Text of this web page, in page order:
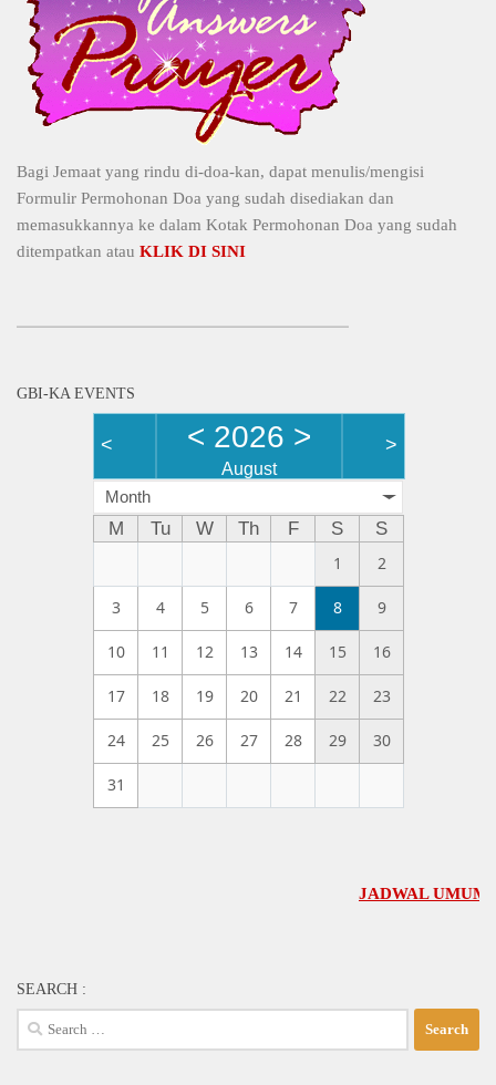
Bagi Jemaat yang rindu di-doa-kan, dapat menulis/mengisi
Formulir Permohonan Doa yang sudah disediakan dan
memasukkannya ke dalam Kotak Permohonan Doa yang sudah
ditempatkan atau KLIK DI SINI
GBI-KA EVENTS
< < 2026 >
August
>
Month
M Tu W Th F S
S
1
2
3 4 5 6 7 8 9
10 11 12 13 14 15 16
17 18 19 20 21 22 23
24 25 26 27 28 29 30
31
JADWAL UMUM GBI-
SEARCH :
Search
for: